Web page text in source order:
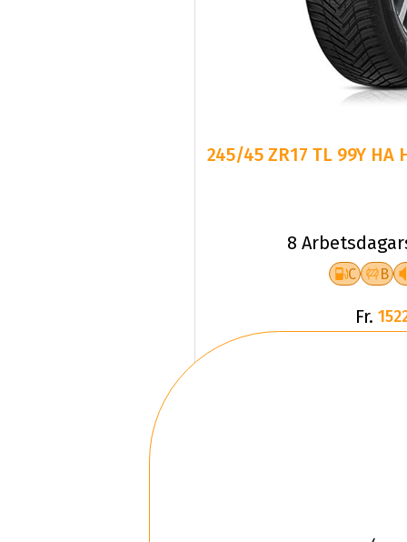
245/45 ZR17 TL 99Y HA
8
C B
Fr.